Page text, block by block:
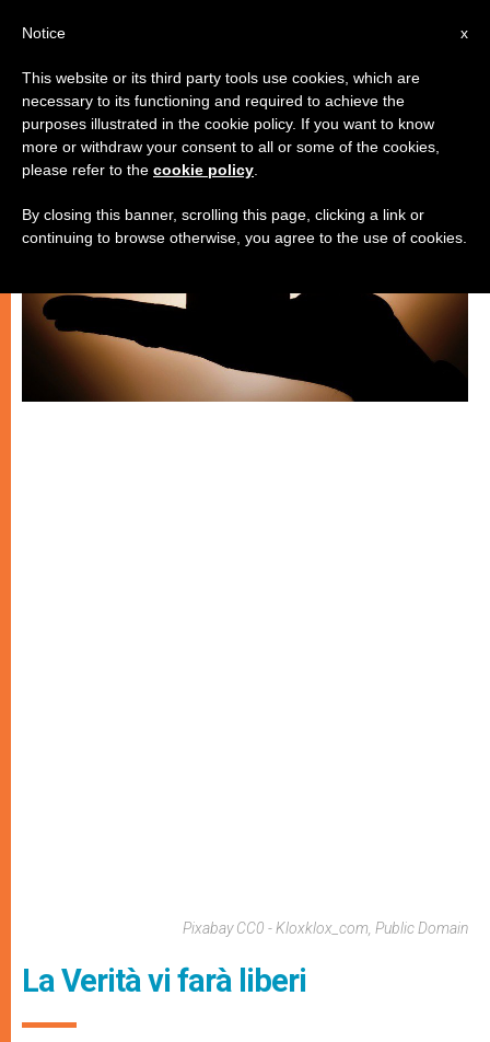
SPIRITUALITÀ E PREGHIERA
Pixabay CC0 - Kloxklox_com, Public Domain
La Verità vi farà liberi
x
Notice
This website or its third party tools use cookies, which are
necessary to its functioning and required to achieve the
purposes illustrated in the cookie policy. If you want to know
more or withdraw your consent to all or some of the cookies,
please refer to the cookie policy
By closing this banner, scrolling this page, clicking a link or
continuing to browse otherwise, you agree to the use of cookies.